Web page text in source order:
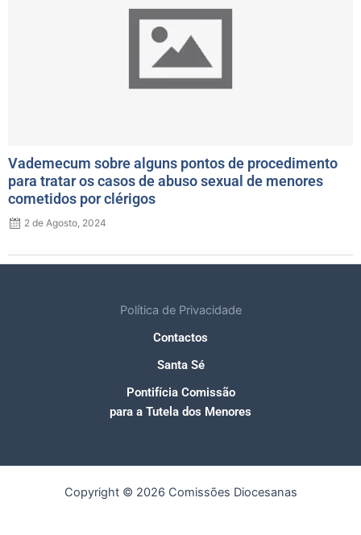
Vademecum sobre alguns pontos de procedimento
para tratar os casos de abuso sexual de menores
cometidos por clérigos
2 de Agosto, 2024
Política de Privacidade
Contactos
Santa Sé
Pontifícia Comissão
para a Tutela dos Menores
Copyright © 2026 Comissões Diocesanas